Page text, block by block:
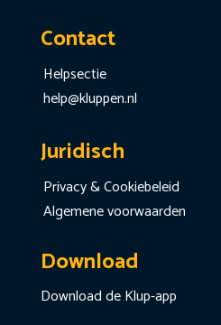
Contact
Helpsectie
help@kluppen.nl
Juridisch
Privacy & Cookiebeleid
Algemene voorwaarden
Download
Download de Klup-app